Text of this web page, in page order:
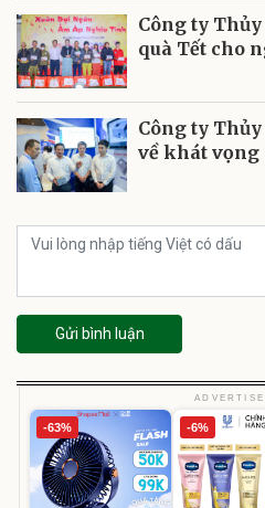
Công ty
quà Tết cho
Công ty
về khát vọng
Gửi bình luận
-63% -6%